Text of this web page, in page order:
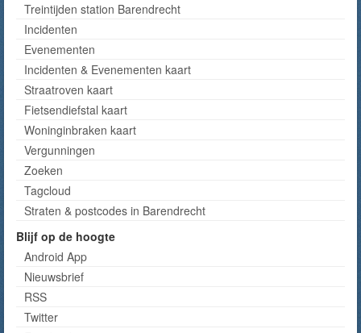
Treintijden station Barendrecht
Incidenten
Evenementen
Incidenten & Evenementen kaart
Straatroven kaart
Fietsendiefstal kaart
Woninginbraken kaart
Vergunningen
Zoeken
Tagcloud
Straten & postcodes in Barendrecht
Blijf op de hoogte
Android App
Nieuwsbrief
RSS
Twitter